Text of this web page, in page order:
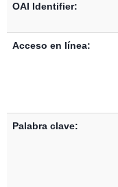
OAI Identifier:
Acceso en línea:
Palabra clave: